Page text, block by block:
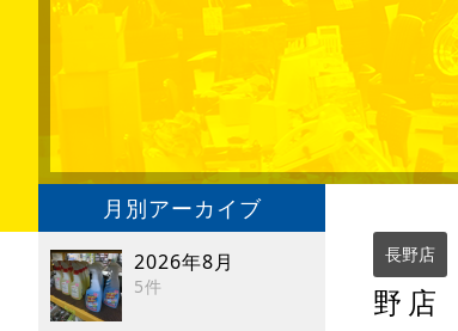
月別アーカイブ
2026年8月
5件
長野店
野店